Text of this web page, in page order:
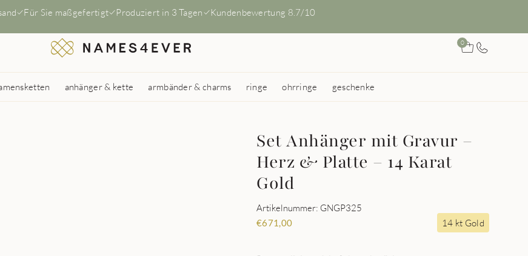
Für Sie maßgefertigt Produziert in 3 Tagen Kundenbewertung 8.7/10
0
anhänger & kette armbänder & charms ringe ohrringe geschenke
Set Anhänger mit Gravur –
Herz & Platte – 14 Karat
Gold
Artikelnummer: GNGP325
€671,00 14 kt Gold